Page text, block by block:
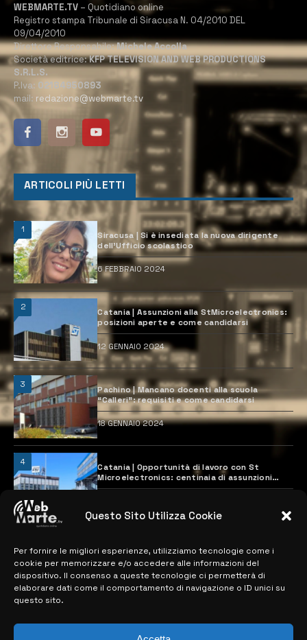
Questo Sito Utilizza Cookie
Per fornire le migliori esperienze, utilizziamo tecnologie come i
cookie per memorizzare e/o accedere alle informazioni del
dispositivo. Il consenso a queste tecnologie ci permetterà di
elaborare dati come il comportamento di navigazione o ID unici su
questo sito.
WEBMARTE.TV – Quotidiano online
Registro stampa Tribunale di Siracusa N. 04/2010 DEL
09/04/2010
Direttore Responsabile:Michele Accolla
Società editrice:KFP TELEVISION AND WEB PRODUCTIONS
S.R.L.S.
P.Iva: 02184950893
mail: redazione@webmarte.tv
ARTICOLI PIÙ LETTI
1
Siracusa | Si è insediata la nuova dirigente
dell’Ufficio scolastico
6 FEBBRAIO 2024
2
Catania | Assunzioni alla StMicroelectronics:
posizioni aperte e come candidarsi
12 GENNAIO 2024
3
Pachino | Mancano docenti alla scuola
“Calleri”: requisiti e come candidarsi
18 GENNAIO 2024
4
Catania | Opportunità di lavoro con St
Microelectronics: centinaia di assunzioni
previste
MAPPA DEL SITO
> NOTIZIE